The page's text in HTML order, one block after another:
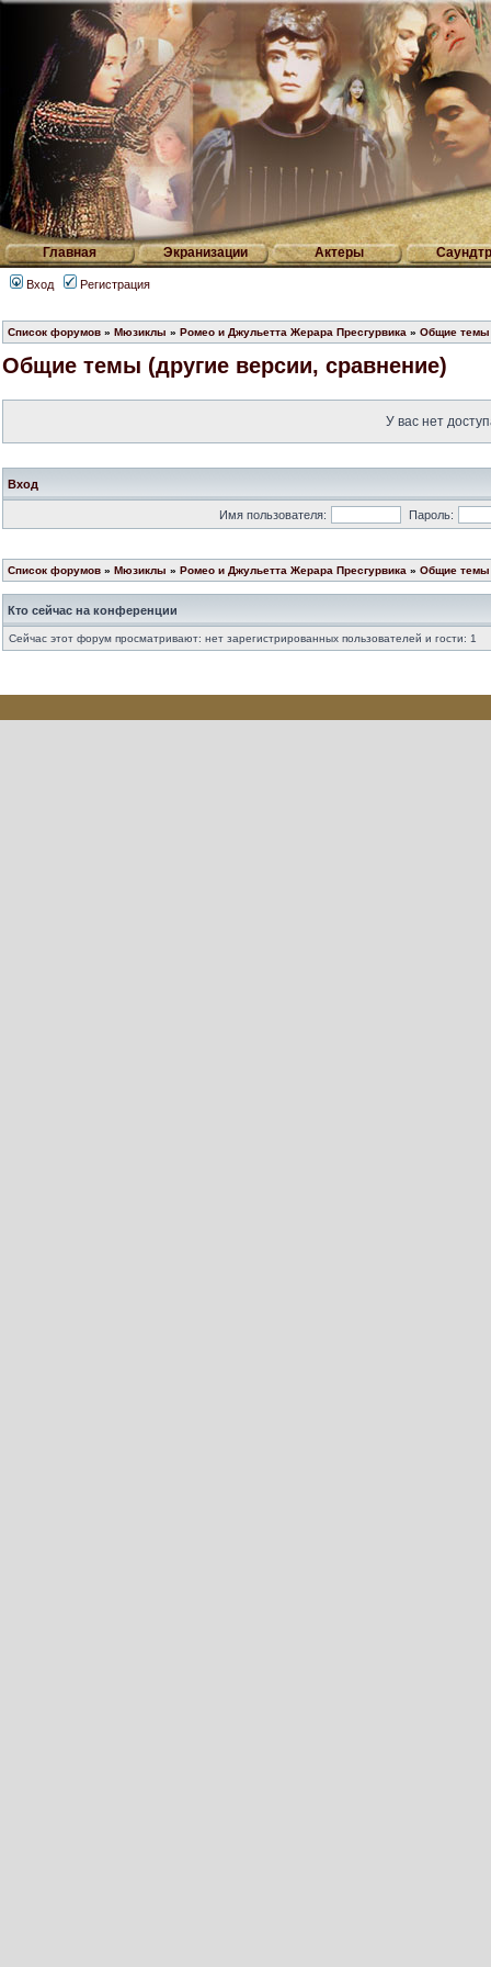
Главная Экранизации Актеры
Вход Регистрация
Список форумов » Мюзиклы » Ромео и Джульетта Жерара Пресгурвика » Общие темы
Общие темы (другие версии, сравнение)
У вас нет
Вход
Имя пользователя: Пароль:
Список форумов » Мюзиклы » Ромео и Джульетта Жерара Пресгурвика » Общие темы
Кто сейчас на конференции
Сейчас этот форум просматривают: нет зарегистрированных пользователей и гости: 1